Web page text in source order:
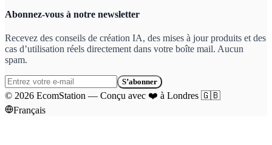
Abonnez-vous à notre newsletter
Recevez des conseils de création IA, des mises à jour produits et des
cas d’utilisation réels directement dans votre boîte mail. Aucun
spam.
S’abonner
© 2026 EcomStation — Conçu avec ❤️ à Londres 🇬🇧
Français